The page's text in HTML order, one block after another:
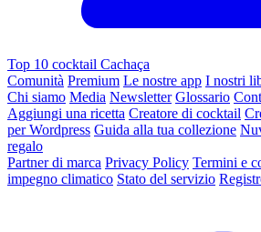
Top 10 cocktail Cachaça
Comunità Premium Le nostre app I nostri
Chi siamo Media Newsletter Glossario
Aggiungi una ricetta Creatore di cocktail
per Wordpress Guida alla tua collezione
regalo
Partner di marca Privacy Policy Termini e
impegno climatico Stato del servizio